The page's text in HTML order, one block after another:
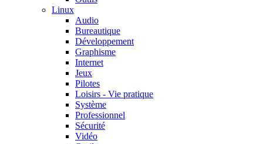
Linux
Audio
Bureautique
Développement
Graphisme
Internet
Jeux
Pilotes
Loisirs - Vie pratique
Système
Professionnel
Sécurité
Vidéo